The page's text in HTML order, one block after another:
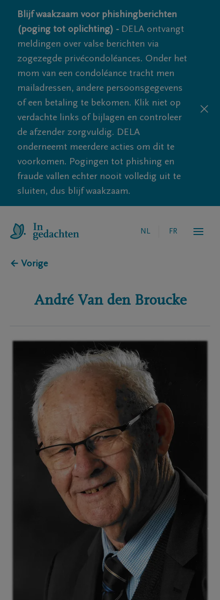
Blijf waakzaam voor phishingberichten
(poging tot oplichting) - DELA ontvangt
meldingen over valse berichten via
zogezegde privécondoléances. Onder het
mom van een condoléance tracht men
mailadressen, andere persoonsgegevens
of een betaling te bekomen. Klik niet op
verdachte links of bijlagen en controleer
de afzender zorgvuldig. DELA
onderneemt meerdere acties om dit te
voorkomen. Pogingen tot phishing en
fraude vallen echter nooit volledig uit te
sluiten, dus blijf waakzaam.
NL FR
← Vorige
André Van den Broucke